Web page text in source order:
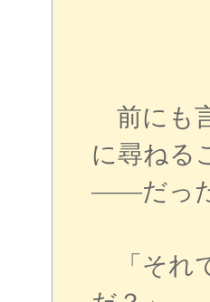
前にも
に尋ねる
――だった
「それ